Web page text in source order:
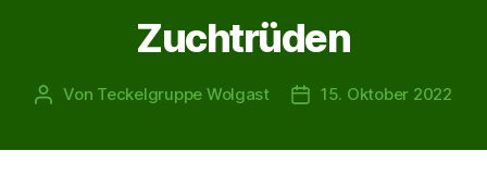
Zuchtrüden
Beitragsautor
Von Teckelgruppe Wolgast 15. Oktober 2022